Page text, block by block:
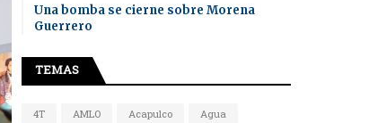
Una bomba se cierne sobre Morena
Guerrero
TEMAS
4T AMLO Acapulco
Agua